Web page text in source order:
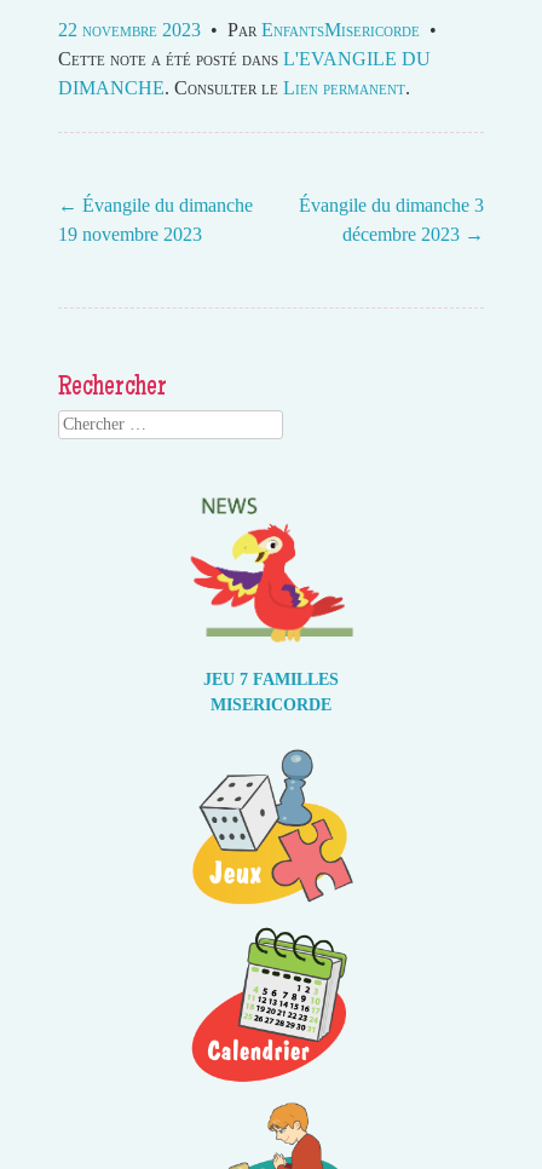
22 novembre 2023 • Par EnfantsMisericorde •
Cette note a été posté dans L'EVANGILE DU
DIMANCHE. Consulter le Lien permanent.
← Évangile du dimanche
19 novembre 2023
Évangile du dimanche 3
décembre 2023 →
Rechercher
Search
JEU 7 FAMILLES
MISERICORDE